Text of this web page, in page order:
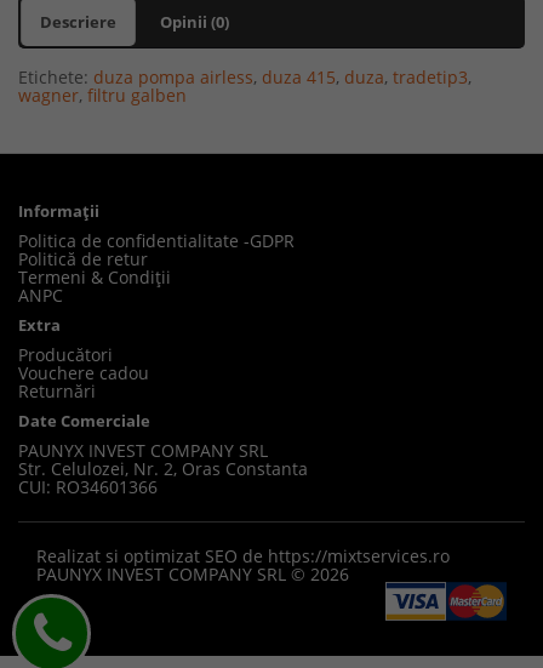
Descriere Opinii (0)
Etichete: duza pompa airless, duza 415, duza, tradetip3,
wagner, filtru galben
Informaţii
Politica de confidentialitate -GDPR
Politică de retur
Termeni & Condiții
ANPC
Extra
Producători
Vouchere cadou
Returnări
Date Comerciale
PAUNYX INVEST COMPANY SRL
Str. Celulozei, Nr. 2, Oras Constanta
CUI: RO34601366
Realizat si optimizat SEO de https://mixtservices.ro
PAUNYX INVEST COMPANY SRL © 2026